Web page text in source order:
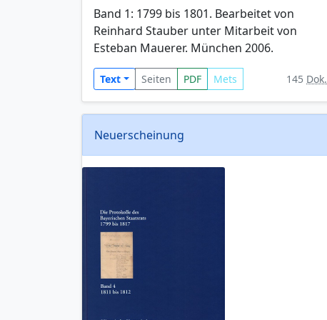
Band 1: 1799 bis 1801. Bearbeitet von
Reinhard Stauber unter Mitarbeit von
Esteban Mauerer. München 2006.
Text Seiten PDF Mets 145 Dok.
Neuerscheinung